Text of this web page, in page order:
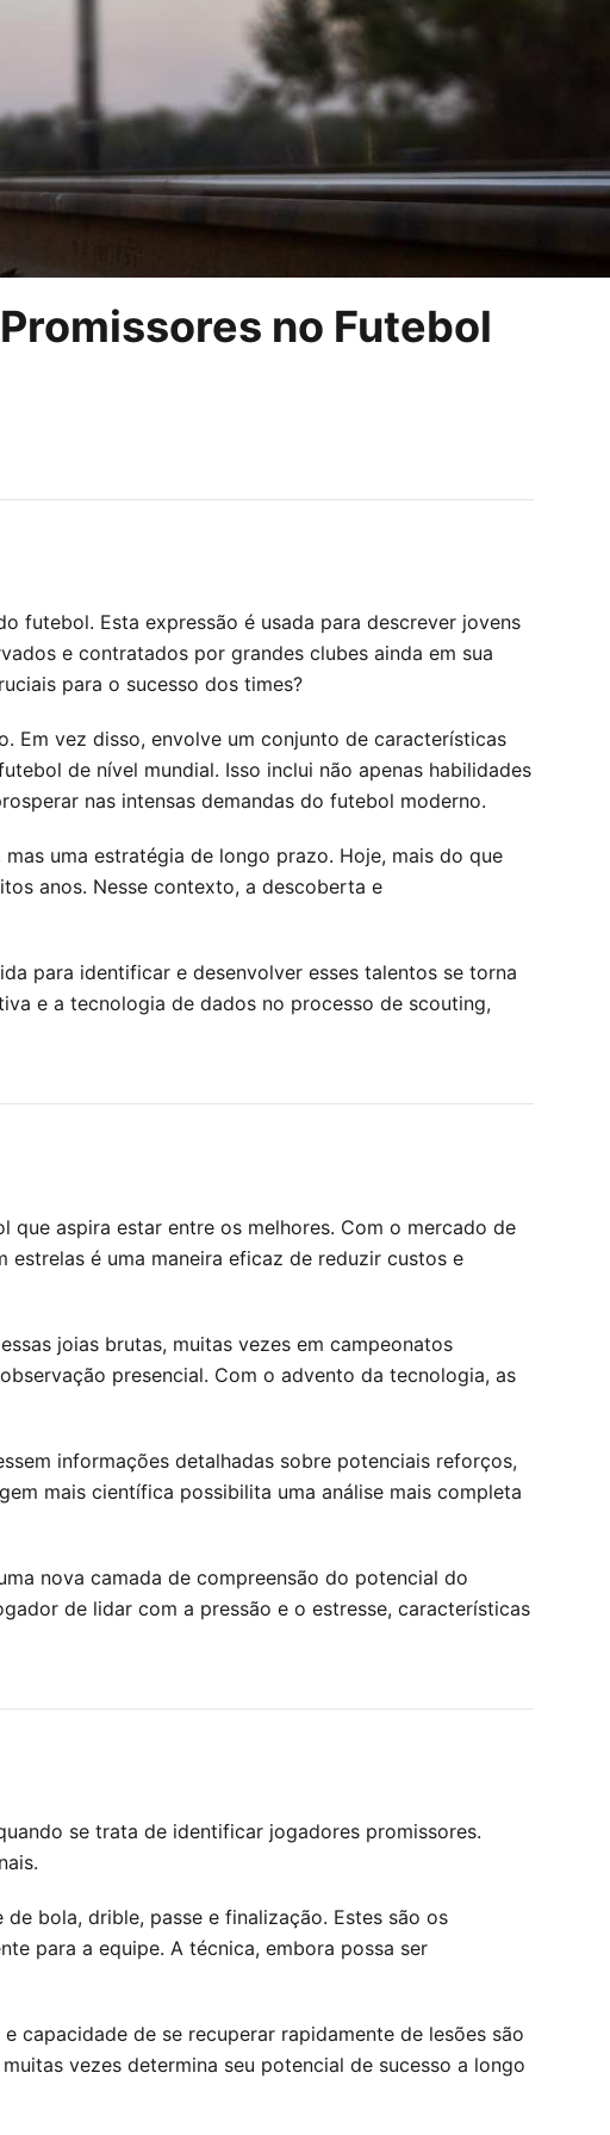
no Futebol
futebol. Esta expressão é usada para descrever jovens
e contratados por grandes clubes ainda em sua
para o sucesso dos times?
Em vez disso, envolve um conjunto de características
de nível mundial. Isso inclui não apenas habilidades
nas intensas demandas do futebol moderno.
uma estratégia de longo prazo. Hoje, mais do que
anos. Nesse contexto, a descoberta e
para identificar e desenvolver esses talentos se torna
e a tecnologia de dados no processo de scouting,
aspira estar entre os melhores. Com o mercado de
é uma maneira eficaz de reduzir custos e
joias brutas, muitas vezes em campeonatos
presencial. Com o advento da tecnologia, as
informações detalhadas sobre potenciais reforços,
mais científica possibilita uma análise mais completa
nova camada de compreensão do potencial do
de lidar com a pressão e o estresse, características
se trata de identificar jogadores promissores.
bola, drible, passe e finalização. Estes são os
para a equipe. A técnica, embora possa ser
capacidade de se recuperar rapidamente de lesões são
vezes determina seu potencial de sucesso a longo